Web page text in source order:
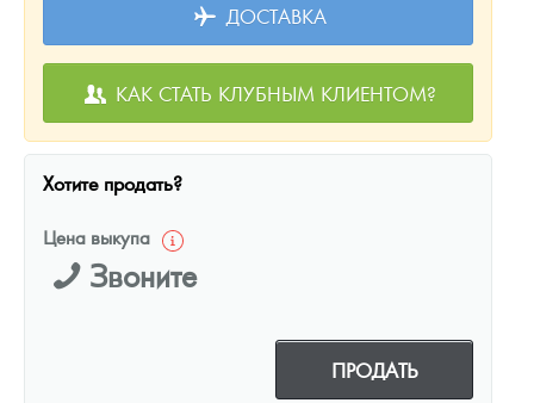
ДОСТАВКА
КАК СТАТЬ КЛУБНЫМ КЛИЕНТОМ?
Хотите продать?
Цена выкупа
Звоните
ПРОДАТЬ